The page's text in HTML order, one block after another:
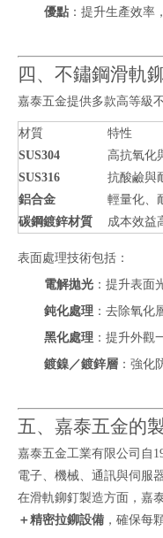
優點 ：提升生產效率
四、不鏽鋼滑軌
嘉泰五金提供多款高等級
材質 特性
SUS304
高抗氧化
SUS316
抗酸鹼與
鋁合金
輕量化、
碳鋼鍍鋅材質
成本效益
表面處理技術包括：
電解拋光 ：提升表面
鈍化處理 ：去除氧化
黑化處理 ：提升外觀
鍍鎳／鍍鋅層 ：強化
五、嘉泰五金的
嘉泰五金工業有限公司自
電子、機械、通訊與伺服
在滑軌鉚釘製造方面，嘉
＋精密拉鉚設備 ，確保每